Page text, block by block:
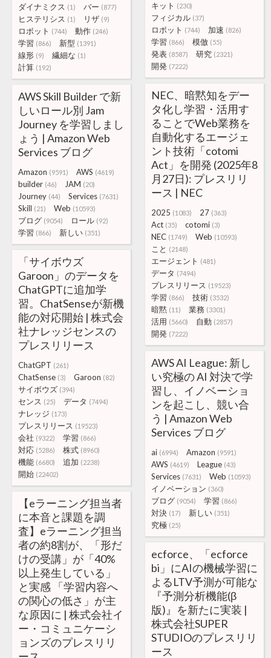
ダイナミクス (1) バー (877)
ヒステリシス (1) リザ (9)
ロボット (744) 動作 (246)
学習 (866) 新型 (1391)
線形 (9) 繊細な (1)
計算 (192)
キット (230)
フィジカル (37)
ロボット (744) 加速 (826)
学習 (866) 模倣 (55)
発表 (8587) 研究 (2321)
開発 (7222)
NEC、暗黙知をデー
タ化し学習・活用す
ることでWeb業務を
自動化するエージェ
ント技術「cotomi
Act」を開発 (2025年8
月27日): プレスリリ
ース | NEC
2025 (1083) 27 (363)
Act (35) cotomi (3)
NEC (1749) Web (10593)
こと (2148)
エージェント (481)
データ (7494)
プレスリリース (19523)
学習 (866) 技術 (3532)
暗黙 (11) 業務 (3301)
活用 (5660) 自動 (2857)
開発 (7222)
AWS Skill Builder で新
しいロール別 Jam
Journey を学習しまし
ょう | Amazon Web
Services ブログ
Amazon (9591) AWS (4619)
builder (46) JAM (20)
Journey (44) Services (7631)
Skill (21) Web (10593)
ブログ (9054) ロール (92)
学習 (866) 新しい (351)
「サイボウズ
Garoon」のデータを
ChatGPTに追加学
習。ChatSenseが新機
能の対応開始 | 株式会
社ナレッジセンスの
プレスリリース
ChatGPT (261)
ChatSense (3) Garoon (82)
サイボウズ (394)
センス (25) データ (7494)
ナレッジ (173)
プレスリリース (19523)
会社 (9322) 学習 (866)
対応 (5286) 株式 (8960)
機能 (6680) 追加 (2238)
開始 (22402)
AWS AI League: 新し
い究極の AI 対決で学
習し、イノベーショ
ンを起こし、競い合
う | Amazon Web
Services ブログ
ai (6994) Amazon (9591)
AWS (4619) League (43)
Services (7631) Web (10593)
イノベーション (360)
ブログ (9054) 学習 (866)
対決 (17) 新しい (351)
究極 (25)
【eラーニング担当者
に本音と課題を調
査】eラーニング担当
者の約8割が、「形だ
けの受講」が「40%
以上発生している」
と実感 「学習内容へ
の関心の低さ」が主
な原因に | 株式会社イ
ー・コミュニケーシ
ョンズのプレスリリ
ecforce、「ecforce
bi」にAIの機械学習に
よるLTV予測が可能な
『予測分析機能(β
版)』を新たに実装 |
株式会社SUPER
STUDIOのプレスリリ
ース